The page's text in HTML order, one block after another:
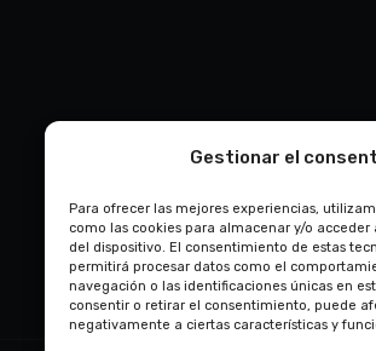
Gestionar el
Para ofrecer las mejores experiencias,
como las cookies para almacenar y/o acceder
del dispositivo. El consentimiento de estas
permitirá procesar datos como el
navegación o las identificaciones únicas en
consentir o retirar el consentimiento, puede
negativamente a ciertas características y